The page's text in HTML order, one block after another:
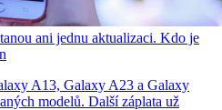
ani jednu aktualizaci. Kdo je
A13, Galaxy A23 a Galaxy
modelů. Další záplata už